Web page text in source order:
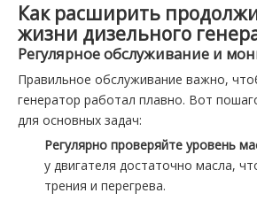
Как расширить
жизни дизельного
Регулярное обслуживание и
Правильное обслуживание важно,
генератор работал плавно. Вот
для основных задач:
Регулярно проверяйте уровень
у двигателя достаточно масла,
трения и перегрева.